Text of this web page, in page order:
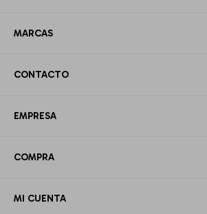
MARCAS
CONTACTO
EMPRESA
COMPRA
MI CUENTA